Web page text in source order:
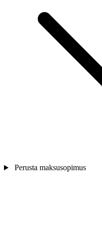
Perusta maksusopimus